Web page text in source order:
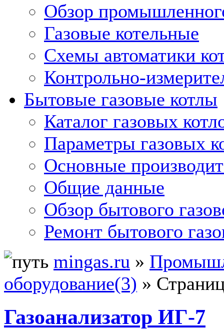
Обзор
Газовые котельные
Схемы автоматики
Контрольно-
Бытовые газовые котлы
Каталог газовых
Параметры газовых
Основные
Общие данные
Обзор бытового
Ремонт бытового
mingas.ru »
оборудование(3) »
Газоанализатор ИГ-7